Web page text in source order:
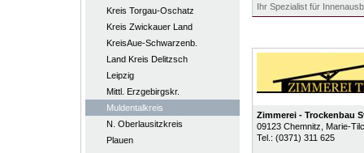
Kreis Torgau-Oschatz
Kreis Zwickauer Land
KreisAue-Schwarzenb.
Land Kreis Delitzsch
Leipzig
Mittl. Erzgebirgskr.
Muldentalkreis
N. Oberlausitzkreis
Plauen
Ihr Spezialist für
Zimmerei - Trockenbau
09123 Chemnitz , Marie-
Tel.: (0371) 311 625